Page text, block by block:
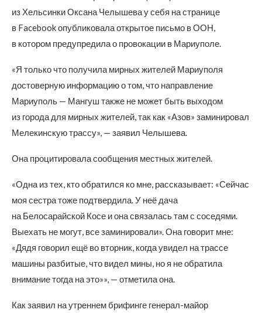
из Хельсинки Оксана Челышева у себя на странице
в Facebook опубликовала открытое письмо в ООН,
в котором предупредила о провокации в Мариуполе.
«Я только что получила мирных жителей Мариуполя
достоверную информацию о том, что направление
Мариуполь — Мангуш также не может быть выходом
из города для мирных жителей, так как «Азов» заминировал
Мелекинскую трассу», — заявил Челышева.
Она процитировала сообщения местных жителей.
«Одна из тех, кто обратился ко мне, рассказывает: «Сейчас
моя сестра тоже подтвердила. У неё дача
на Белосарайской Косе и она связалась там с соседями.
Выехать не могут, все заминировали». Она говорит мне:
«Дядя говорил ещё во вторник, когда увидел на трассе
машины разбитые, что видел мины, но я не обратила
внимание тогда на это»», — отметила она.
Как заявил на утреннем брифинге генерал-майор